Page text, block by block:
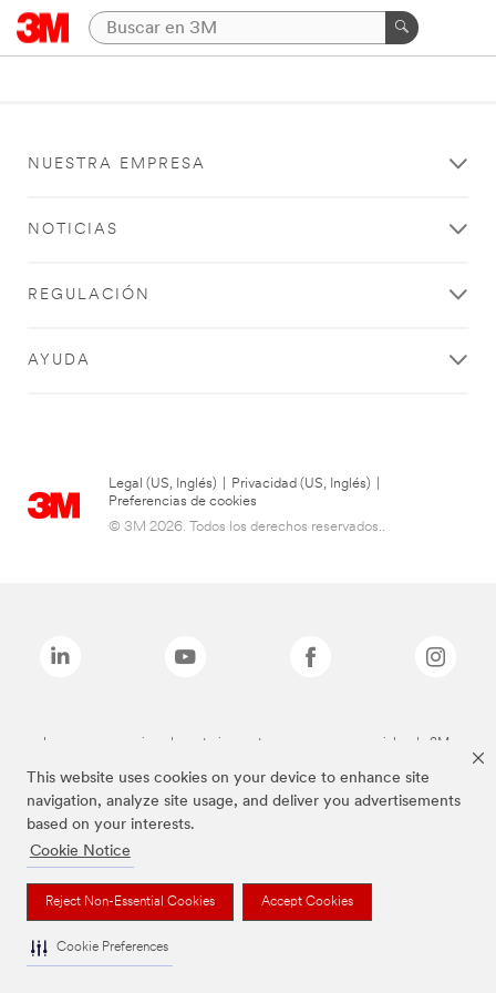
This website uses cookies on your device to enhance site
navigation, analyze site usage, and deliver you advertisements
based on your interests.
Cookie Notice
Reject Non-Essential Cookies Accept Cookies
Cookie Preferences
NUESTRA EMPRESA
NOTICIAS
REGULACIÓN
AYUDA
Legal (US, Inglés) Privacidad (US, Inglés)
Preferencias de cookies
© 3M 2026. Todos los derechos reservados..
Las marcas mencionadas anteriormente son marcas comerciales de 3M.